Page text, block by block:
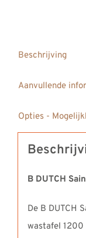
aantal
Beschrijving
Aanvullende
Opties -
B DUTCH
De B DUTCH
wastafel 1200